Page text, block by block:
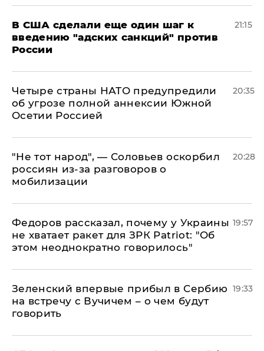
В США сделали еще один шаг к
введению "адских санкций" против
России
21:15
Четыре страны НАТО предупредили
об угрозе полной аннексии Южной
Осетии Россией
20:35
​"Не тот народ", — Соловьев оскорбил
россиян из-за разговоров о
мобилизации
20:28
Федоров рассказал, почему у Украины
не хватает ракет для ЗРК Patriot: "Об
этом неоднократно говорилось"
19:57
Зеленский впервые прибыл в Сербию
на встречу с Вучичем – о чем будут
говорить
19:33